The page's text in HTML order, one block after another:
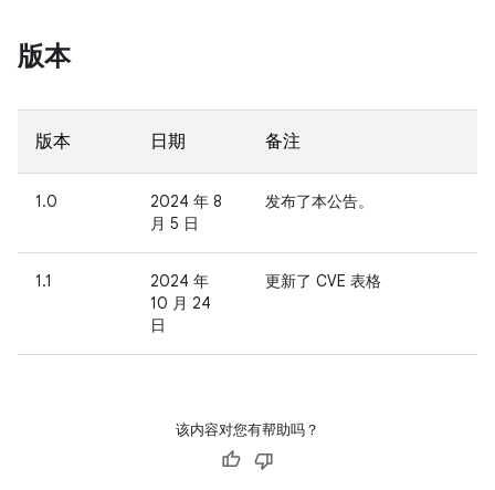
版本
版本 日期 备注
1.0
2024 年 8
月 5 日
发布了本公告。
1.1
2024 年
10 月 24
日
更新了 CVE 表格
该内容对您有帮助吗？